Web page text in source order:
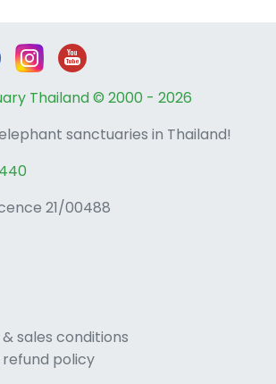
Thailand © 2000 - 2026
sanctuaries in Thailand!
21/00488
sales conditions
refund policy